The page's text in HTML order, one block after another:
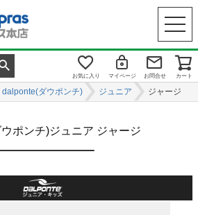
お気に入り マイページ お問合せ カート
dalponte(ダウポンチ) ジュニア ジャージ
ポンチ)ジュニア ジャージ